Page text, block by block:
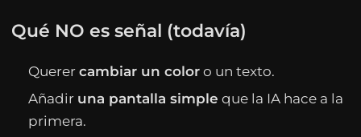
Qué NO es señal (todavía)
Querercambiar un color o un texto.
Añadir una pantalla simple que la IA hace a la
primera.